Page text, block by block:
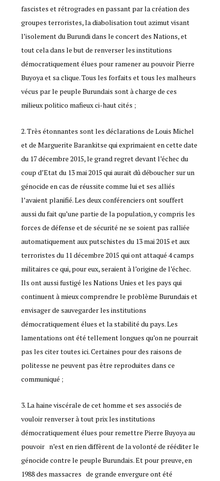
fascistes et rétrogrades en passant par la création des
groupes terroristes, la diabolisation tout azimut visant
l’isolement du Burundi dans le concert des Nations, et
tout cela dans le but de renverser les institutions
démocratiquement élues pour ramener au pouvoir Pierre
Buyoya et sa clique. Tous les forfaits et tous les malheurs
vécus par le peuple Burundais sont à charge de ces
milieux politico mafieux ci-haut cités ;
Très étonnantes sont les déclarations de Louis Michel
et de Marguerite Barankitse qui exprimaient en cette date
du 17 décembre 2015, le grand regret devant l’échec du
coup d’Etat du 13 mai 2015 qui aurait dû déboucher sur un
génocide en cas de réussite comme lui et ses alliés
l’avaient planifié. Les deux conférenciers ont souffert
aussi du fait qu’une partie de la population, y compris les
forces de défense et de sécurité ne se soient pas ralliée
automatiquement aux putschistes du 13 mai 2015 et aux
terroristes du 11 décembre 2015 qui ont attaqué 4 camps
militaires ce qui, pour eux, seraient à l’origine de l’échec.
Ils ont aussi fustigé les Nations Unies et les pays qui
continuent à mieux comprendre le problème Burundais et
envisager de sauvegarder les institutions
démocratiquement élues et la stabilité du pays. Les
lamentations ont été tellement longues qu’on ne pourrait
pas les citer toutes ici. Certaines pour des raisons de
politesse ne peuvent pas être reproduites dans ce
communiqué ;
La haine viscérale de cet homme et ses associés de
vouloir renverser à tout prix les institutions
démocratiquement élues pour remettre Pierre Buyoya au
pouvoir n’est en rien diffèrent de la volonté de rééditer le
génocide contre le peuple Burundais. Et pour preuve, en
1988 des massacres de grande envergure ont été